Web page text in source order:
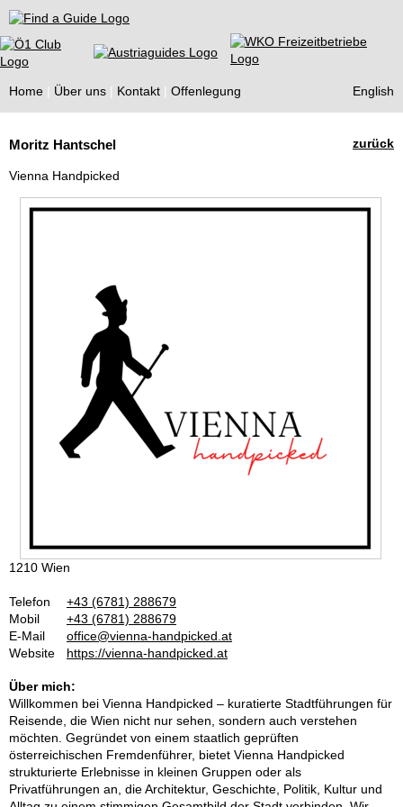
Find a Guide
Home Über uns Kontakt Offenlegung English
Guides
zurück
Moritz Hantschel
Vienna Handpicked
1210 Wien
Telefon
+43 (6781) 288679
Mobil
+43 (6781) 288679
E-Mail
office@vienna-handpicked.at
Website
https://vienna-handpicked.at
Über mich:
Willkommen bei Vienna Handpicked – kuratierte Stadtführungen für
Reisende, die Wien nicht nur sehen, sondern auch verstehen
möchten. Gegründet von einem staatlich geprüften
österreichischen Fremdenführer, bietet Vienna Handpicked
strukturierte Erlebnisse in kleinen Gruppen oder als
Privatführungen an, die Architektur, Geschichte, Politik, Kultur und